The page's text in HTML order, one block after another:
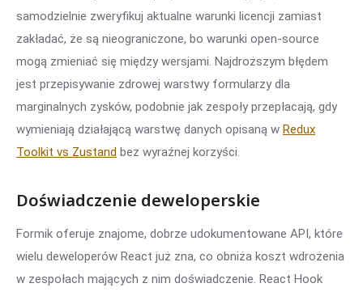
samodzielnie zweryfikuj aktualne warunki licencji zamiast
zakładać, że są nieograniczone, bo warunki open-source
mogą zmieniać się między wersjami. Najdroższym błędem
jest przepisywanie zdrowej warstwy formularzy dla
marginalnych zysków, podobnie jak zespoły przepłacają, gdy
wymieniają działającą warstwę danych opisaną w Redux
Toolkit vs Zustand bez wyraźnej korzyści.
Doświadczenie deweloperskie
Formik oferuje znajome, dobrze udokumentowane API, które
wielu deweloperów React już zna, co obniża koszt wdrożenia
w zespołach mających z nim doświadczenie. React Hook